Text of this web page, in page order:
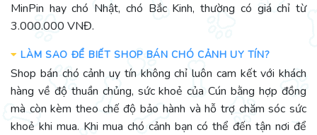
MinPin hay chó Nhật, chó Bắc Kinh, thường có giá chỉ từ
3.000.000 VNĐ.
LÀM SAO ĐỂ BIẾT SHOP BÁN CHÓ CẢNH UY TÍN?
Shop bán chó cảnh uy tín không chỉ luôn cam kết với khách
hàng về độ thuần chủng, sức khoẻ của Cún bằng hợp đồng
mà còn kèm theo chế độ bảo hành và hỗ trợ chăm sóc sức
khoẻ khi mua. Khi mua chó cảnh bạn có thể đến tận nơi để